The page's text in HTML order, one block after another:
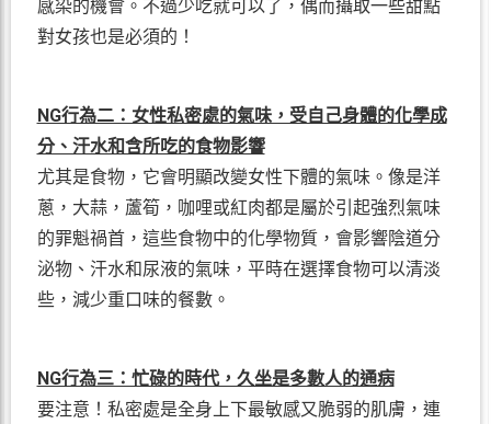
感染的機會。不過少吃就可以了，偶而攝取一些甜點
對女孩也是必須的！
NG行為二：女性私密處的氣味，受自己身體的化學成
分、汗水和含所吃的食物影響
尤其是食物，它會明顯改變女性下體的氣味。像是洋
蔥，大蒜，蘆筍，咖哩或紅肉都是屬於引起強烈氣味
的罪魁禍首，這些食物中的化學物質，會影響陰道分
泌物、汗水和尿液的氣味，平時在選擇食物可以清淡
些，減少重口味的餐數。
NG行為三：忙碌的時代，久坐是多數人的通病
要注意！私密處是全身上下最敏感又脆弱的肌膚，連